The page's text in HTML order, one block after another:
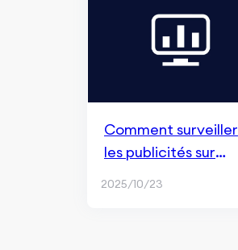
Comment surveiller
les publicités sur
2025/10/23